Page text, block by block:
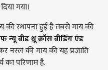
गया।
की स्थापना हुई है तबसे गाय की
ब्रीड थ्रू क्रॉस ब्रीडिंग एंड
नस्ल की गाय की यह प्रजाति
का परिणाम है.